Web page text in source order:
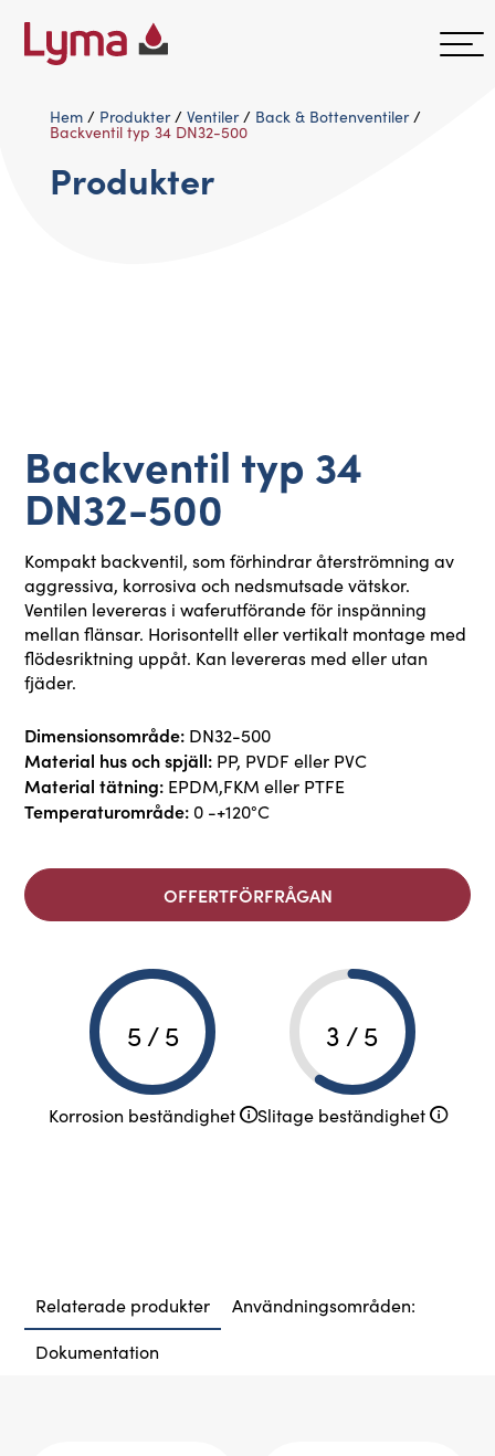
Hem/ Produkter/ Ventiler/ Back & Bottenventiler/
Backventil typ 34 DN32-500
Produkter
Backventil typ 34
DN32-500
Kompakt backventil, som förhindrar återströmning av
aggressiva, korrosiva och nedsmutsade vätskor.
Ventilen levereras i waferutförande för inspänning
mellan flänsar. Horisontellt eller vertikalt montage med
flödesriktning uppåt. Kan levereras med eller utan
fjäder.
Dimensionsområde: DN32-500
Material hus och spjäll: PP, PVDF eller PVC
Material tätning: EPDM,FKM eller PTFE
Temperaturområde: 0 -+120°C
OFFERTFÖRFRÅGAN
5 / 5
Korrosion beständighet
3 / 5
Slitage beständighet
Relaterade produkter
Användningsområden:
Dokumentation